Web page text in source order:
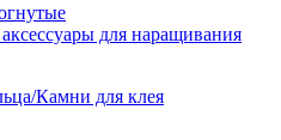
для наращивания
Камни для клея